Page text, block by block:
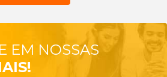
EM NOSSAS